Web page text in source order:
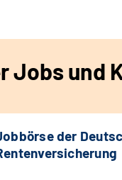
Jobs und
der